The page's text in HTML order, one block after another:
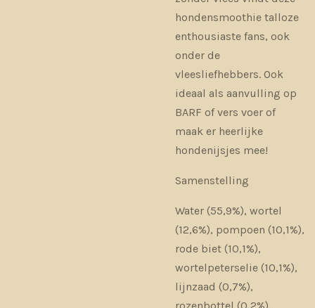
hondensmoothie talloze
enthousiaste fans, ook
onder de
vleesliefhebbers. Ook
ideaal als aanvulling op
BARF of vers voer of
maak er heerlijke
hondenijsjes mee!
Samenstelling
Water (55,9%), wortel
(12,6%), pompoen (10,1%),
rode biet (10,1%),
wortelpeterselie (10,1%),
lijnzaad (0,7%),